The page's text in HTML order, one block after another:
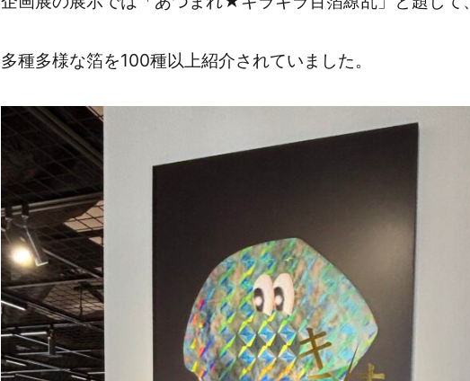
多種多様な箔を100種以上紹介されていました。